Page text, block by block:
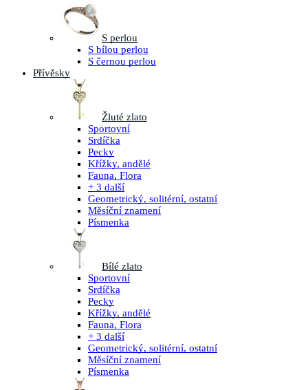
S perlou
S bílou perlou
S černou perlou
Přívěsky
Žluté zlato
Sportovní
Srdíčka
Pecky
Křížky, andělé
Fauna, Flora
+ 3 další
Geometrický, solitérní, ostatní
Měsíční znamení
Písmenka
Bílé zlato
Sportovní
Srdíčka
Pecky
Křížky, andělé
Fauna, Flora
+ 3 další
Geometrický, solitérní, ostatní
Měsíční znamení
Písmenka